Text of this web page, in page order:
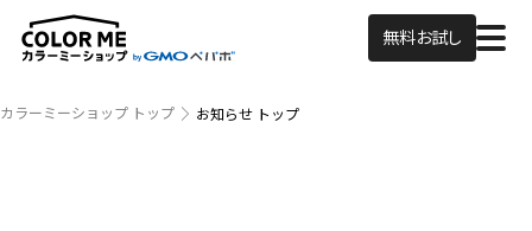
無料お試し
カラーミーショップ トップ お知らせ トップ